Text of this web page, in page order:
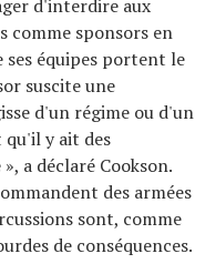
d'interdire aux
comme sponsors en
ses équipes portent le
suscite une
d'un régime ou d'un
y ait des
a déclaré Cookson.
des armées
sont, comme
de conséquences.